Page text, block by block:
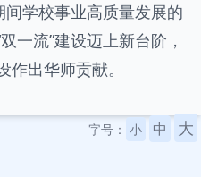
间学校事业高质量发展的
一流”建设迈上新台阶，
出华师贡献。
字号： 小 中 大